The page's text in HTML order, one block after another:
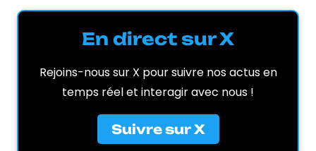
En direct sur X
Rejoins-nous sur X pour suivre nos actus en
temps réel et interagir avec nous !
Suivre sur X